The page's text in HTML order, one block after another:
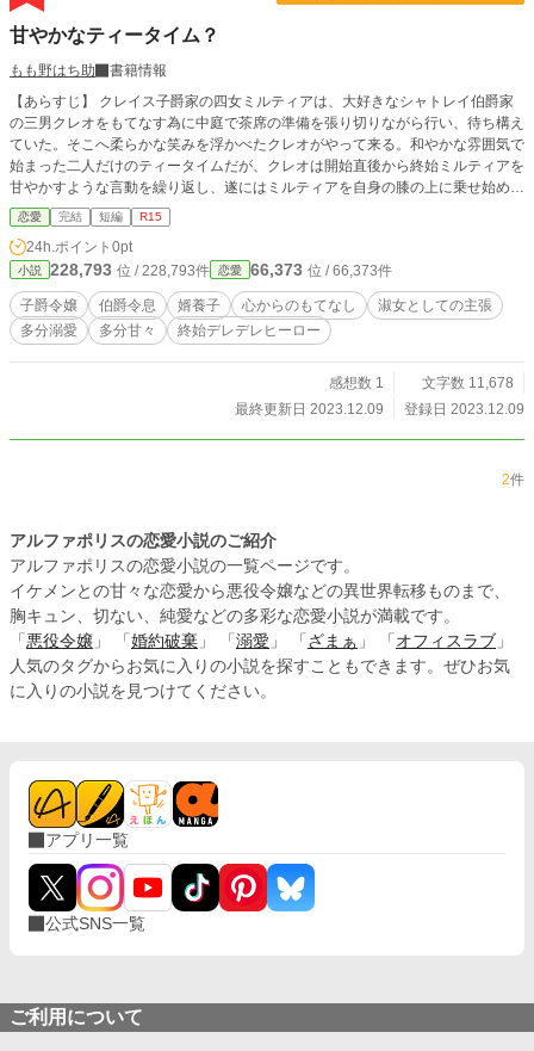
甘やかなティータイム？
もも野はち助
書籍情報
【あらすじ】 クレイス子爵家の四女ミルティアは、大好きなシャトレイ伯爵家
の三男クレオをもてなす為に中庭で茶席の準備を張り切りながら行い、待ち構え
ていた。そこへ柔らかな笑みを浮かべたクレオがやって来る。和やかな雰囲気で
始まった二人だけのティータイムだが、クレオは開始直後から終始ミルティアを
甘やかすような言動を繰り返し、遂にはミルティアを自身の膝の上に乗せ始め
る。 そんなクレオの接し方に淑女としてのプライドを刺激されてしまったミル
ティアは、抗議した。しかしデレデレ気味のクレオは一向に甘やかす行為をやめ
てはくれず、遂にはミルティアの口に出された焼き菓子を「あーん」とあてがっ
てきた。流石のミルティアもこれには耐えられず、真っ赤な顔をしながらその膝
の上から逃れよう奮闘し始める。 この話は、そんな二人のあるティータイムで
のやりとりのお話。 ※全二話のサクッと読めるお話です。
恋愛 完結 短編 R15
24h.ポイント 0pt
小説 228,793 位 / 228,793件 恋愛 66,373 位 / 66,373件
子爵令嬢 伯爵令息 婿養子 心からのもてなし
淑女としての主張
多分溺愛
多分甘々 終始デレデレヒーロー
感想数 1
文字数 11,678
最終更新日 2023.12.09
登録日 2023.12.09
2件
アルファポリスの恋愛小説のご紹介
アルファポリスの恋愛小説の一覧ページです。
イケメンとの甘々な恋愛から悪役令嬢などの異世界転移ものまで、
胸キュン、切ない、純愛などの多彩な恋愛小説が満載です。
「 悪役令嬢 」 「 婚約破棄 」 「 溺愛 」 「 ざまぁ 」 「 オフィスラブ 」
人気のタグからお気に入りの小説を探すこともできます。ぜひお気
に入りの小説を見つけてください。
アプリ一覧
公式SNS一覧
ご利用について